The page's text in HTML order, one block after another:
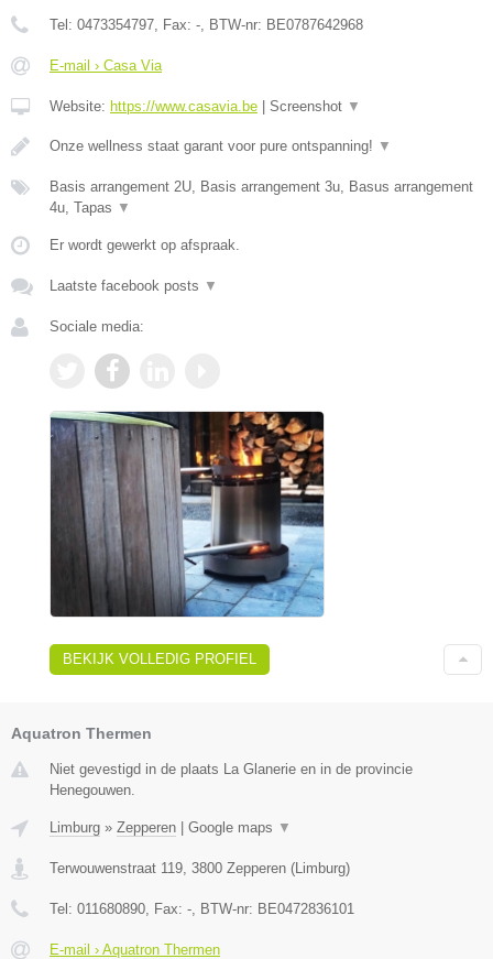
Tel: 0473354797, Fax: -, BTW-nr: BE0787642968
E-mail › Casa Via
Website: https://www.casavia.be Screenshot ▼
Onze wellness staat garant voor pure ontspanning! ▼
Basis arrangement 2U, Basis arrangement 3u, Basus arrangement
4u, Tapas ▼
Er wordt gewerkt op afspraak.
Laatste facebook posts ▼
Sociale media:
BEKIJK VOLLEDIG PROFIEL
Aquatron Thermen
Niet gevestigd in de plaats La Glanerie en in de provincie
Henegouwen.
Limburg » Zepperen | Google maps ▼
Terwouwenstraat 119 3800 Zepperen (Limburg)
Tel: 011680890 , Fax: - , BTW-nr: BE0472836101
E-mail › Aquatron Thermen